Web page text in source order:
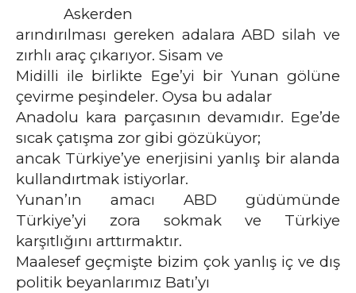
Askerden
arındırılması gereken adalara ABD silah ve
zırhlı araç çıkarıyor. Sisam ve
Midilli ile birlikte Ege’yi bir Yunan gölüne
çevirme peşindeler. Oysa bu adalar
Anadolu kara parçasının devamıdır. Ege’de
sıcak çatışma zor gibi gözüküyor;
ancak Türkiye’ye enerjisini yanlış bir alanda
kullandırtmak istiyorlar.
Yunan’ın amacı ABD güdümünde
Türkiye’yi zora sokmak ve Türkiye
karşıtlığını arttırmaktır.
Maalesef geçmişte bizim çok yanlış iç ve dış
politik beyanlarımız Batı’yı